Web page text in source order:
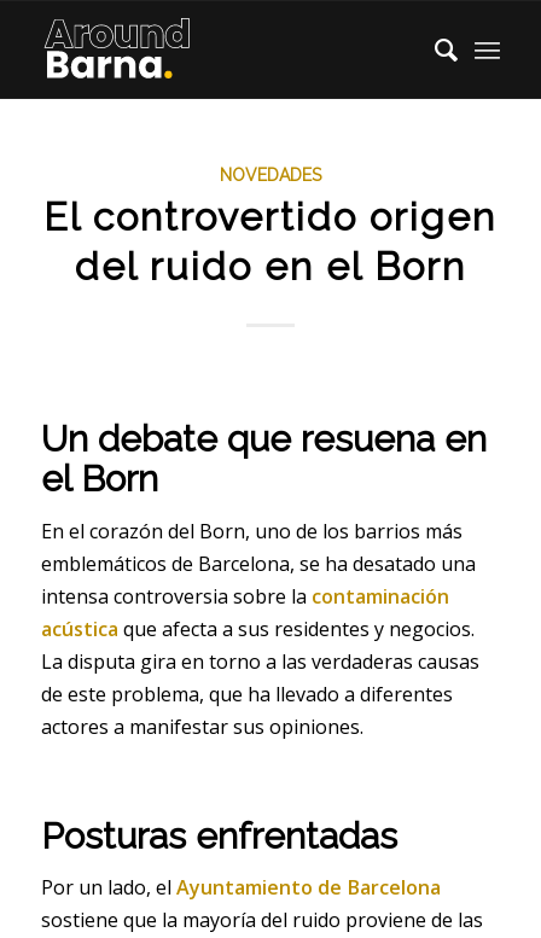
NOVEDADES
El controvertido origen
del ruido en el Born
Un debate que resuena en
el Born
En el corazón del Born, uno de los barrios más
emblemáticos de Barcelona, se ha desatado una
intensa controversia sobre la contaminación
acústica que afecta a sus residentes y negocios.
La disputa gira en torno a las verdaderas causas
de este problema, que ha llevado a diferentes
actores a manifestar sus opiniones.
Posturas enfrentadas
Por un lado, elAyuntamiento de Barcelona
sostiene que la mayoría del ruido proviene de las